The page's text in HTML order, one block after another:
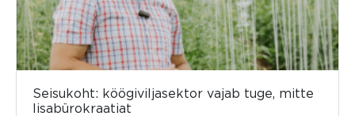
Seisukoht: köögiviljasektor vajab tuge, mitte
lisabürokraatiat